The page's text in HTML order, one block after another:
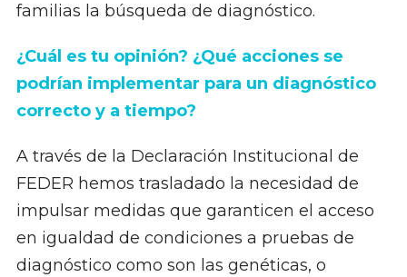
familias la búsqueda de diagnóstico.
¿Cuál es tu opinión? ¿Qué acciones se
podrían implementar para un diagnóstico
correcto y a tiempo?
A través de la Declaración Institucional de
FEDER hemos trasladado la necesidad de
impulsar medidas que garanticen el acceso
en igualdad de condiciones a pruebas de
diagnóstico como son las genéticas, o